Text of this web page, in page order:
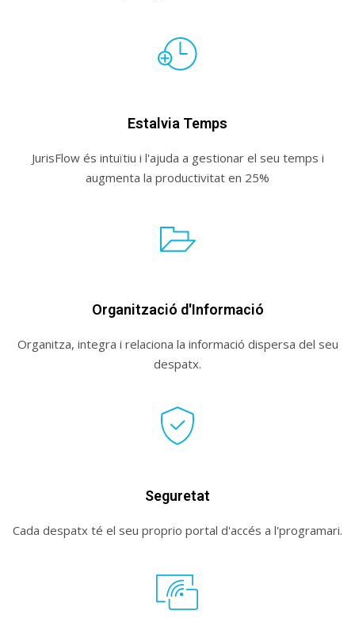
Estalvia Temps
JurisFlow és intuïtiu i l'ajuda a gestionar el seu temps i
augmenta la productivitat en 25%
Organització d'Informació
Organitza, integra i relaciona la informació dispersa del seu
despatx.
Seguretat
Cada despatx té el seu proprio portal d'accés a l'programari.